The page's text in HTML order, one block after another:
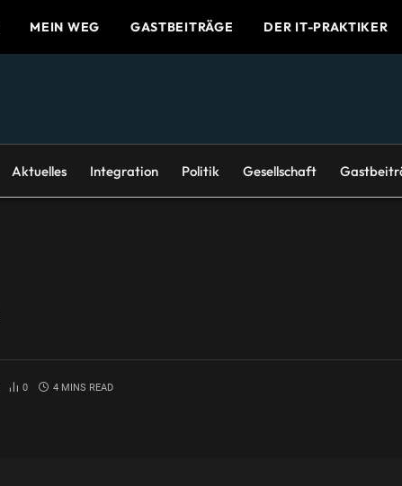
MEIN WEG GASTBEITRÄGE DER IT-PRAKTIKER
Aktuelles Integration Politik Gesellschaft
0 4 MINS READ